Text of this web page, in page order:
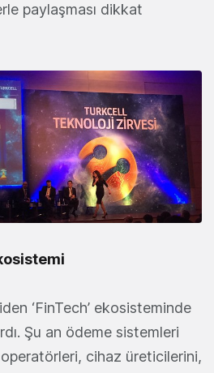
paylaşması dikkat
‘FinTech’ ekosisteminde
Şu an ödeme sistemleri
cihaz üreticilerini,